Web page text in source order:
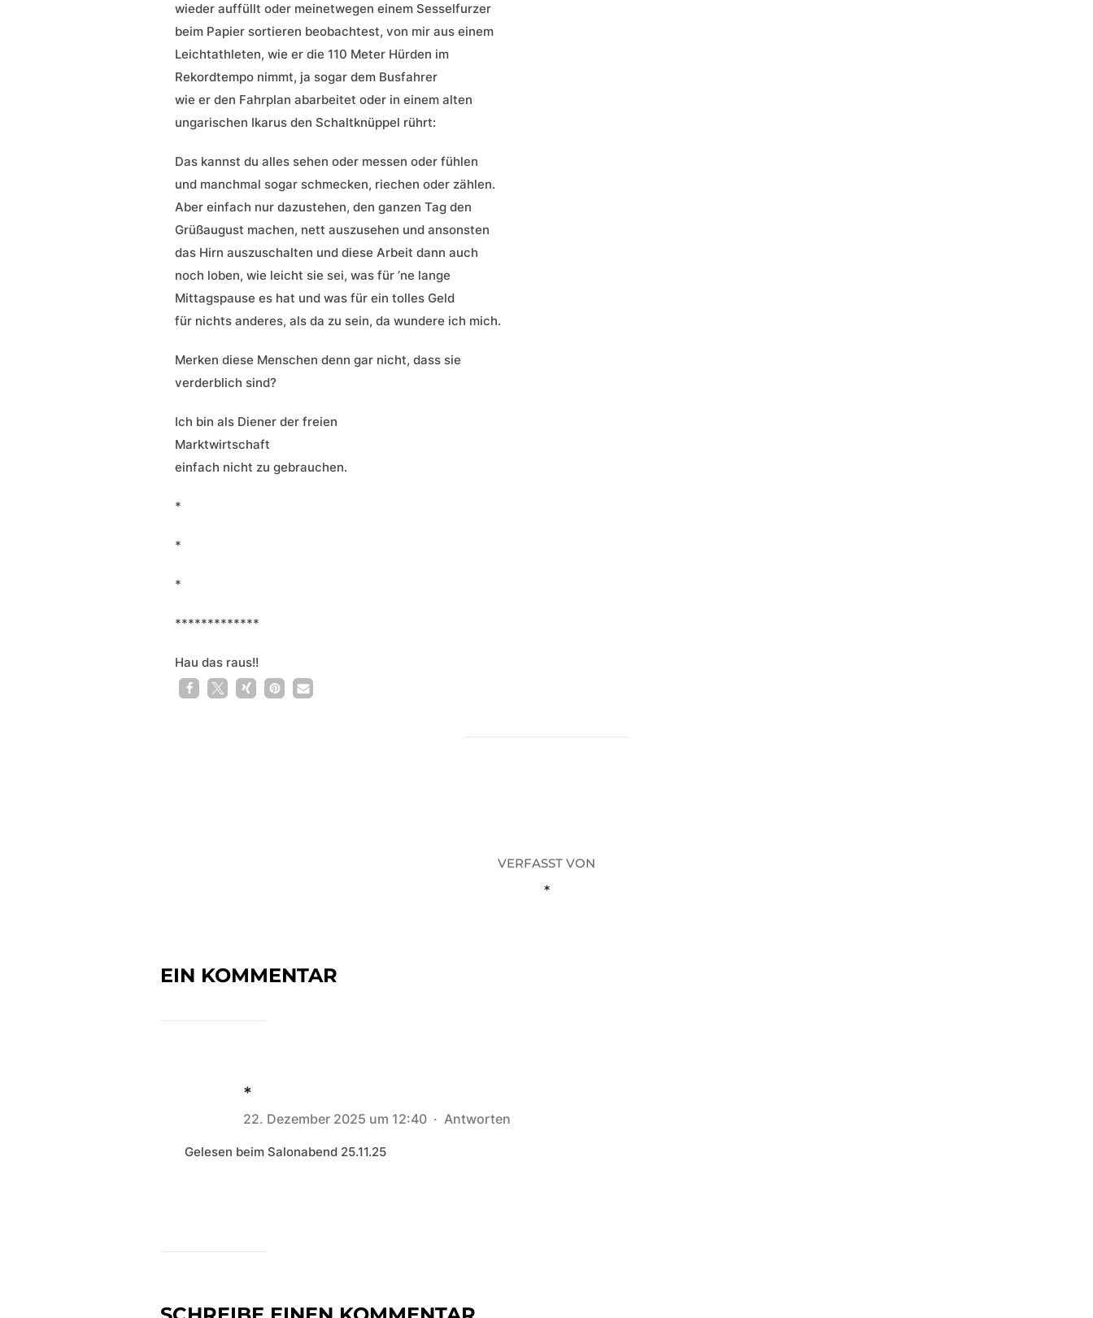
wieder auffüllt oder meinetwegen einem Sesselfurzer
beim Papier sortieren beobachtest, von mir aus einem
Leichtathleten, wie er die 110 Meter Hürden im
Rekordtempo nimmt, ja sogar dem Busfahrer
wie er den Fahrplan abarbeitet oder in einem alten
ungarischen Ikarus den Schaltknüppel rührt:
Das kannst du alles sehen oder messen oder fühlen
und manchmal sogar schmecken, riechen oder zählen.
Aber einfach nur dazustehen, den ganzen Tag den
Grüßaugust machen, nett auszusehen und ansonsten
das Hirn auszuschalten und diese Arbeit dann auch
noch loben, wie leicht sie sei, was für ’ne lange
Mittagspause es hat und was für ein tolles Geld
für nichts anderes, als da zu sein, da wundere ich mich.
Merken diese Menschen denn gar nicht, dass sie
verderblich sind?
Ich bin als Diener der freien
Marktwirtschaft
einfach nicht zu gebrauchen.
*
*
*
*************
Hau das raus!!
1
VERFASST VON
*
EIN KOMMENTAR
*
22. Dezember 2025 um 12:40 · Antworten
Gelesen beim Salonabend 25.11.25